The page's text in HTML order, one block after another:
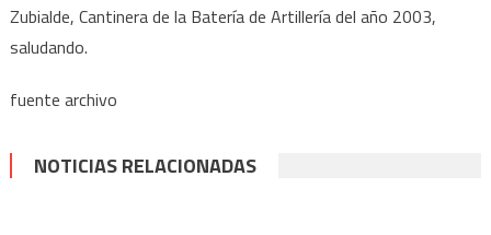
Zubialde, Cantinera de la Batería de Artillería del año 2003,
saludando.
fuente archivo
NOTICIAS RELACIONADAS